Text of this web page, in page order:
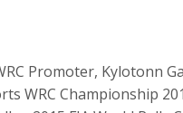
Promoter, Kylotonn
WRC Championship